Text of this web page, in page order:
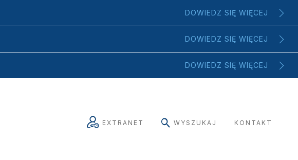
DOWIEDZ SIĘ WIĘCEJ
DOWIEDZ SIĘ WIĘCEJ
DOWIEDZ SIĘ WIĘCEJ
EXTRANET WYSZUKAJ KONTAKT